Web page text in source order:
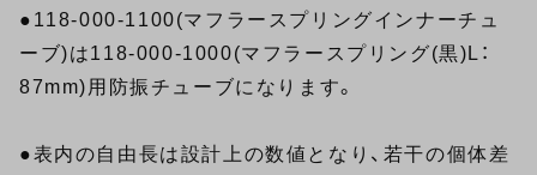
● 118-000-1100(マフラースプリングインナーチュ
ーブ)は118-000-1000(マフラースプリング(黒)L：
87mm)用防振チューブになります。
●表内の自由長は設計上の数値となり、若干の個体差